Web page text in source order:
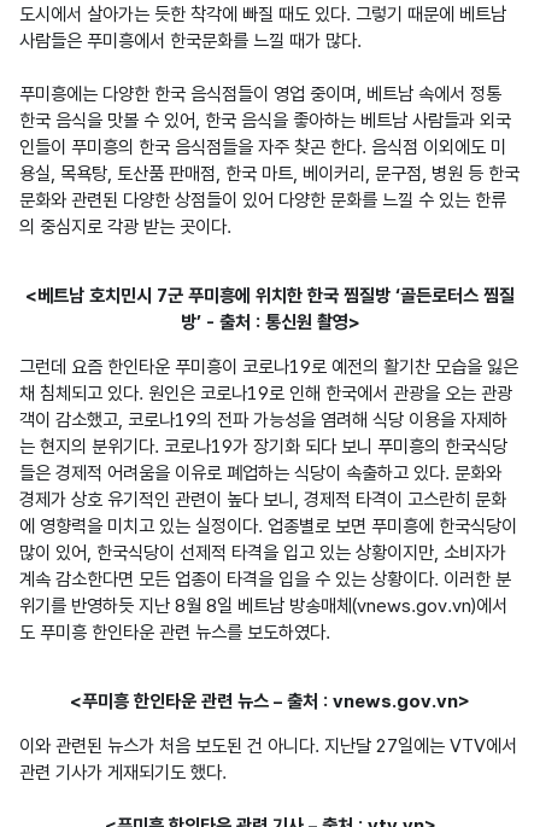
도시에서 살아가는 듯한 착각에 빠질 때도 있다. 그렇기 때문에 베트남
사람들은 푸미흥에서 한국문화를 느낄 때가 많다.
푸미흥에는 다양한 한국 음식점들이 영업 중이며, 베트남 속에서 정통
한국 음식을 맛볼 수 있어, 한국 음식을 좋아하는 베트남 사람들과 외국
인들이 푸미흥의 한국 음식점들을 자주 찾곤 한다. 음식점 이외에도 미
용실, 목욕탕, 토산품 판매점, 한국 마트, 베이커리, 문구점, 병원 등 한국
문화와 관련된 다양한 상점들이 있어 다양한 문화를 느낄 수 있는 한류
의 중심지로 각광 받는 곳이다.
<베트남 호치민시 7군 푸미흥에 위치한 한국 찜질방 ‘골든로터스 찜질
방’ - 출처 : 통신원 촬영>
그런데 요즘 한인타운 푸미흥이 코로나19로 예전의 활기찬 모습을 잃은
채 침체되고 있다. 원인은 코로나19로 인해 한국에서 관광을 오는 관광
객이 감소했고, 코로나19의 전파 가능성을 염려해 식당 이용을 자제하
는 현지의 분위기다. 코로나19가 장기화 되다 보니 푸미흥의 한국식당
들은 경제적 어려움을 이유로 폐업하는 식당이 속출하고 있다. 문화와
경제가 상호 유기적인 관련이 높다 보니, 경제적 타격이 고스란히 문화
에 영향력을 미치고 있는 실정이다. 업종별로 보면 푸미흥에 한국식당이
많이 있어, 한국식당이 선제적 타격을 입고 있는 상황이지만, 소비자가
계속 감소한다면 모든 업종이 타격을 입을 수 있는 상황이다. 이러한 분
위기를 반영하듯 지난 8월 8일 베트남 방송매체(vnews.gov.vn)에서
도 푸미흥 한인타운 관련 뉴스를 보도하였다.
<푸미흥 한인타운 관련 뉴스 – 출처 : vnews.gov.vn>
이와 관련된 뉴스가 처음 보도된 건 아니다. 지난달 27일에는 VTV에서
관련 기사가 게재되기도 했다.